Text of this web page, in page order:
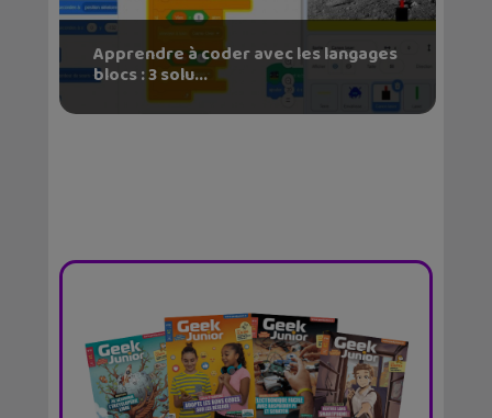
Apprendre à coder avec les langages
blocs : 3 solu...